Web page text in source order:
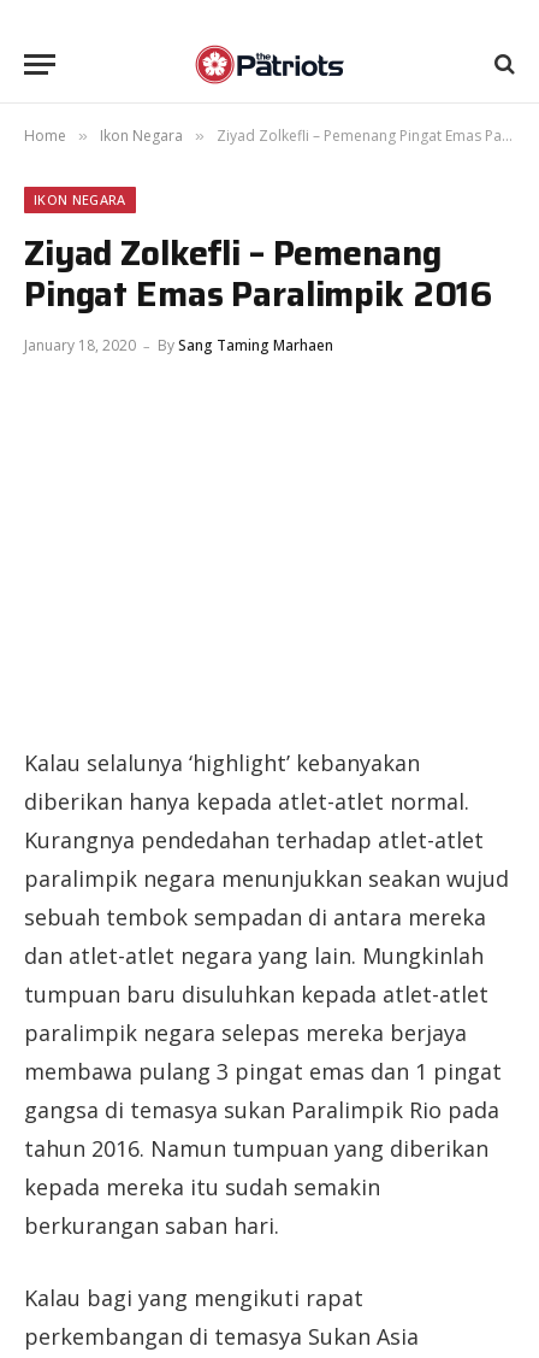
Home » Ikon Negara » Ziyad Zolkefli – Pemenang Pingat Emas Paralimpik 2016
IKON NEGARA
Ziyad Zolkefli – Pemenang
Pingat Emas Paralimpik 2016
January 18, 2020 BySang Taming Marhaen
Kalau selalunya ‘highlight’ kebanyakan
diberikan hanya kepada atlet-atlet normal.
Kurangnya pendedahan terhadap atlet-atlet
paralimpik negara menunjukkan seakan wujud
sebuah tembok sempadan di antara mereka
dan atlet-atlet negara yang lain. Mungkinlah
tumpuan baru disuluhkan kepada atlet-atlet
paralimpik negara selepas mereka berjaya
membawa pulang 3 pingat emas dan 1 pingat
gangsa di temasya sukan Paralimpik Rio pada
tahun 2016. Namun tumpuan yang diberikan
kepada mereka itu sudah semakin
berkurangan saban hari.
Kalau bagi yang mengikuti rapat
perkembangan di temasya Sukan Asia